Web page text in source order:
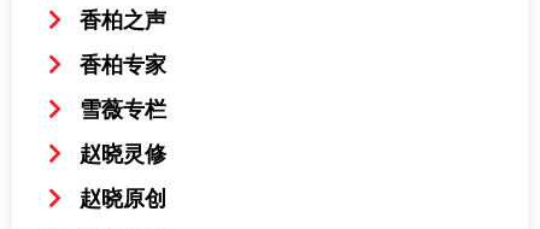
香柏之声
香柏专家
雪薇专栏
赵晓灵修
赵晓原创